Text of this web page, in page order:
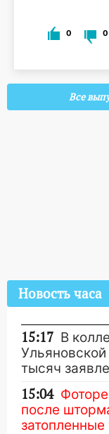
0 0
Все
Новость часа
15:17 В
тысяч
15:04
после